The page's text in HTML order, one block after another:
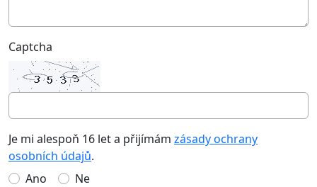
Captcha
Je mi alespoň 16 let a přijímám zásady ochrany
osobních údajů.
Ano
Ne